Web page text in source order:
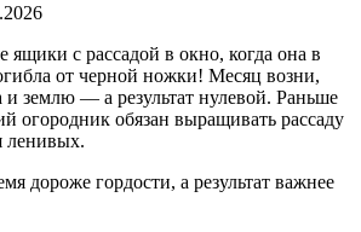
ящики с рассадой в окно, когда она в
от черной ножки! Месяц возни,
и землю — а результат нулевой. Раньше
огородник обязан выращивать рассаду
ленивых.
дороже гордости, а результат важнее